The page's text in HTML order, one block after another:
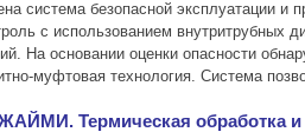
система безопасной эксплуатации
с использованием внутритрубных
На основании оценки опасности
муфтовая технология. Система
Термическая обработка и